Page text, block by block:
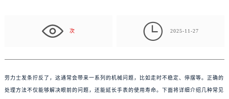
次  2025-11-27
劳力士发条拧反了，这通常会带来一系列的机械问题，比如走时不稳定、停摆等。正确的
处理方法不仅能够解决眼前的问题，还能延长手表的使用寿命。下面将详细介绍几种常见